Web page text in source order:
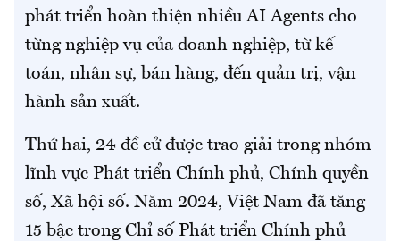
phát triển hoàn thiện nhiều AI Agents cho
từng nghiệp vụ của doanh nghiệp, từ kế
toán, nhân sự, bán hàng, đến quản trị, vận
hành sản xuất.
Thứ hai, 24 đề cử được trao giải trong nhóm
lĩnh vực Phát triển Chính phủ, Chính quyền
số, Xã hội số. Năm 2024, Việt Nam đã tăng
15 bậc trong Chỉ số Phát triển Chính phủ